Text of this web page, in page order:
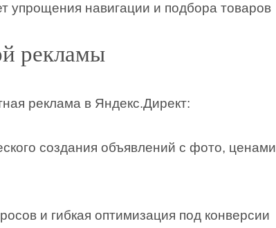
упрощения навигации и подбора товаров
рекламы
реклама в Яндекс.Директ:
создания объявлений с фото, ценами
и гибкая оптимизация под конверсии